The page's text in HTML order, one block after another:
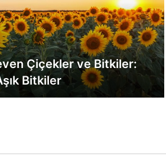
Çiçekler ve Bitkiler:
Bitkiler